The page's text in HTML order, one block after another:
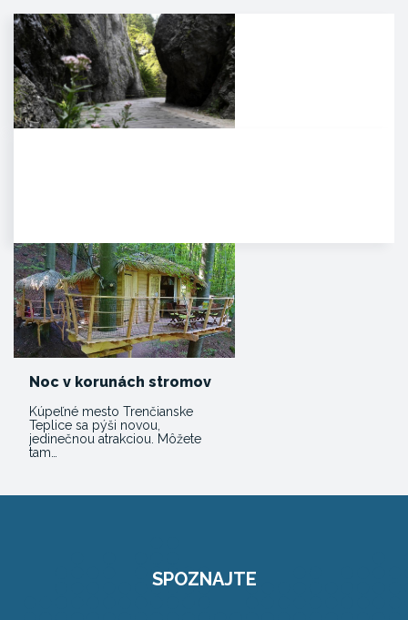
Noc v korunách stromov
Kúpeľné mesto Trenčianske
Teplice sa pýši novou,
jedinečnou atrakciou. Môžete
tam…
SPOZNAJTE